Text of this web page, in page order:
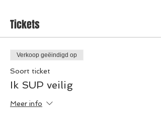
Tickets
Verkoop geëindigd op
Soort ticket
Ik SUP veilig
Meer info